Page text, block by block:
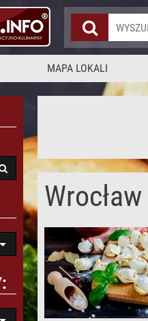
MAPA LOKALI
Wrocław